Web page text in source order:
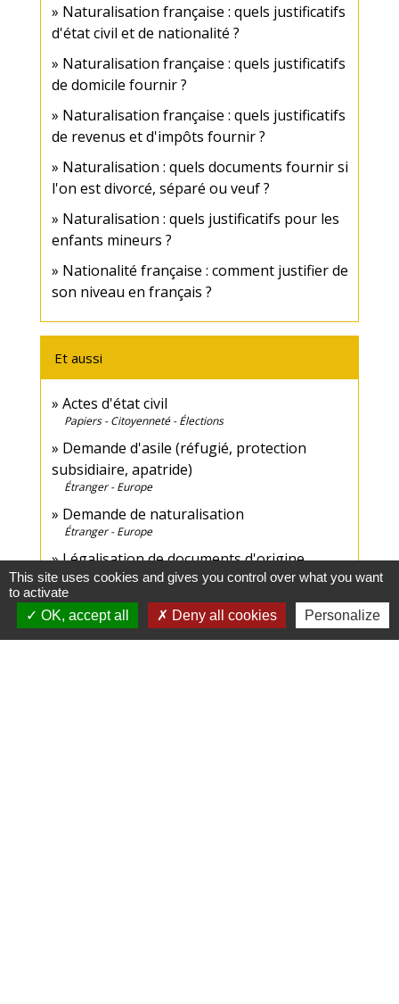
Naturalisation française : quels justificatifs
d'état civil et de nationalité ?
Naturalisation française : quels justificatifs
de domicile fournir ?
Naturalisation française : quels justificatifs
de revenus et d'impôts fournir ?
Naturalisation : quels documents fournir si
l'on est divorcé, séparé ou veuf ?
Naturalisation : quels justificatifs pour les
enfants mineurs ?
Nationalité française : comment justifier de
son niveau en français ?
Et aussi
Actes d'état civil
Papiers - Citoyenneté - Élections
Demande d'asile (réfugié, protection
subsidiaire, apatride)
Étranger - Europe
Demande de naturalisation
Étranger - Europe
Légalisation de documents d'origine
étrangère (authentification)
Papiers - Citoyenneté - Élections
This site uses cookies and gives you control over what you want
to activate
OK, accept all
Deny all cookies Personalize